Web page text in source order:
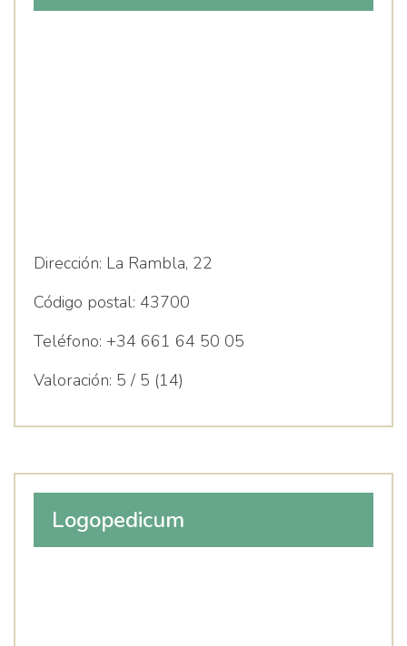
Dirección: La Rambla, 22
Código postal: 43700
Teléfono: +34 661 64 50 05
Valoración: 5 / 5 (14)
Logopedicum